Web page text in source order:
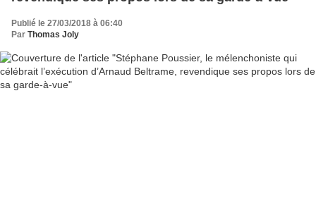
Publié le 27/03/2018 à 06:40
Par Thomas Joly